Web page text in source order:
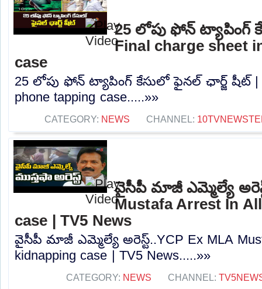
25 లోపు ఫోన్ ట్యాపింగ్
Final charge sheet
case
25 లోపు ఫోన్ ట్యాపింగ్ కేసులో ఫైనల్ ఛార్జ్ షీట్ |
phone tapping case.....»»
CATEGORY: NEWS CHANNEL:
వైసీపీ మాజీ ఎమ్మెల్యే
Mustafa Arrest In
case | TV5 News
వైసీపీ మాజీ ఎమ్మెల్యే అరెస్ట్..YCP Ex MLA
kidnapping case | TV5 News.....»»
CATEGORY: NEWS CHANNEL: